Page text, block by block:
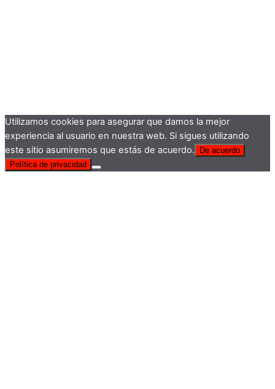
Utilizamos cookies para asegurar que damos la mejor
experiencia al usuario en nuestra web. Si sigues utilizando
este sitio asumiremos que estás de acuerdo.
De acuerdo
Política de privacidad